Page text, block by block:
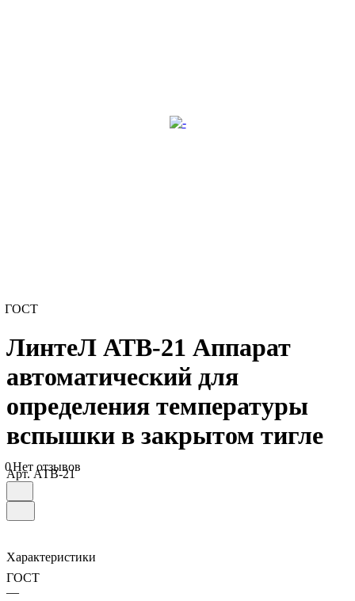
ГОСТ
ЛинтеЛ АТВ-21 Аппарат
автоматический для
определения температуры
вспышки в закрытом тигле
0Нет отзывов
Арт.АТВ-21
Характеристики
ГОСТ
—